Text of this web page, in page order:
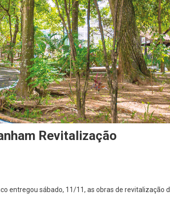
Revitalização
entregou sábado, 11/11, as obras de revitalização